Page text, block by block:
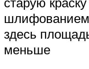
шлифованием
здесь
меньше